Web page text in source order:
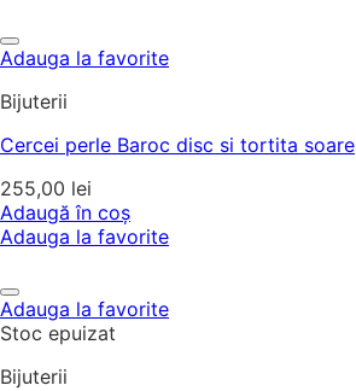
Adauga la favorite
Bijuterii
Cercei perle Baroc disc si tortita soare
255,00 lei
Adaugă în coș
Adauga la favorite
Adauga la favorite
Stoc epuizat
Bijuterii